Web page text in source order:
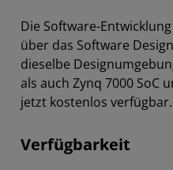
Die Software-
über das Software
dieselbe
als auch Zynq 7000 SoC
jetzt kostenlos verfügbar.
Verfügbarkeit